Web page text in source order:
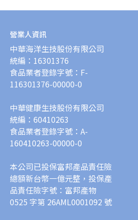
營業人資訊
中華海洋生技股份有限公司
統編：16301376
食品業者登錄字號：F-
116301376-00000-0
中華健康生技股份有限公司
統編：60410263
食品業者登錄字號：A-
160410263-00000-0
本公司已投保富邦產品責任險
總額新台幣一億元整，投保產
品責任險字號：富邦產物
0525 字第 26AML0001092 號